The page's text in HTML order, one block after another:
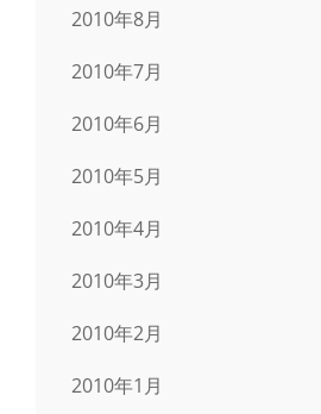
2010年8月
2010年7月
2010年6月
2010年5月
2010年4月
2010年3月
2010年2月
2010年1月